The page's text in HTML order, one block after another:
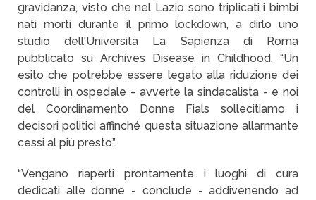
gravidanza, visto che nel Lazio sono triplicati i bimbi
nati morti durante il primo lockdown, a dirlo uno
studio dell'Università La Sapienza di Roma
pubblicato su Archives Disease in Childhood. “Un
esito che potrebbe essere legato alla riduzione dei
controlli in ospedale - avverte la sindacalista - e noi
del Coordinamento Donne Fials sollecitiamo i
decisori politici affinché questa situazione allarmante
cessi al più presto”.
“Vengano riaperti prontamente i luoghi di cura
dedicati alle donne - conclude - addivenendo ad